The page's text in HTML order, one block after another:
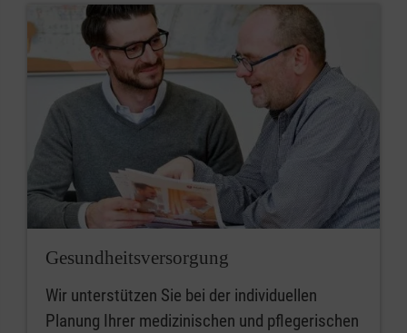
Gesundheitsversorgung
Wir unterstützen Sie bei der individuellen
Planung Ihrer medizinischen und pflegerischen